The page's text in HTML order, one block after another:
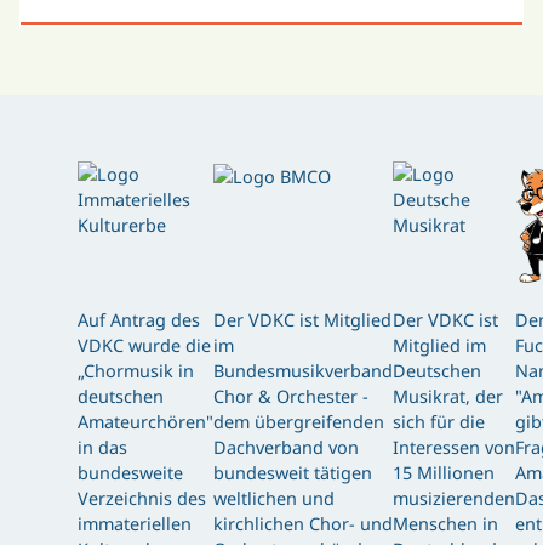
Auf Antrag des
VDKC wurde die
„Chormusik in
deutschen
Amateurchören"
in das
bundesweite
Verzeichnis des
immateriellen
Der VDKC ist Mitglied
im
Bundesmusikverband
Chor & Orchester -
dem übergreifenden
Dachverband von
bundesweit tätigen
weltlichen und
kirchlichen Chor- und
Der VDKC ist
Mitglied im
Deutschen
Musikrat, der
sich für die
Interessen von
15 Millionen
musizierenden
Menschen in